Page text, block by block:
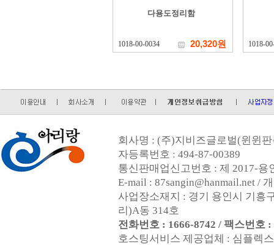
다용도정리함
1018-00-0034 20,320원 1018-
회사명 : (주)지비즈글로벌(윈윈
자등록번호 : 494-87-00389
통신판매업신고번호 : 제 2017-용
E-mail : 87sangin@hanmail.net /
사업장소재지 : 경기 용인시 기흥
리)A동 314호
전화번호 : 1666-8742 / 팩스번호 :
호스팅서비스 제공업체 : 심플렉